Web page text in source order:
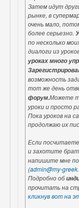
Затем идут
рынке, в
очень мало,
более серьезно.
по несколько
диалоги из
уроках много
возможность
тот же день
форум.Можете
уроки и просто
Пока уроков на
продолжаю их
Если
и захотите
напишите мне
(admin@my-
Подробно об
прочитать на
кликнув вот на